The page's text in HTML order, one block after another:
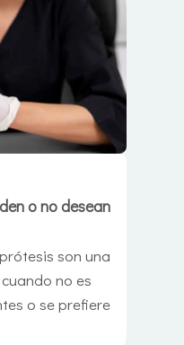
o no desean
son una
no es
o se prefiere